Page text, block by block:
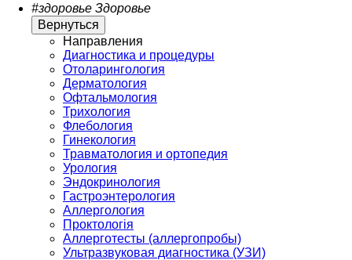
#здоровье Здоровье
Вернуться
Направления
Диагностика и процедуры
Отоларингология
Дерматология
Офтальмология
Трихология
Флебология
Гинекология
Травматология и ортопедия
Урология
Эндокринология
Гастроэнтерология
Аллергология
Проктологія
Аллерготесты (аллергопробы)
Ультразвуковая диагностика (УЗИ)